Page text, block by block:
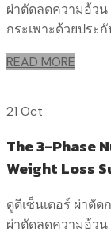
ผ่าตัดลดความอ้วน
กระเพาะด้วยประ
READ MORE
21 Oct
The 3-Phase
Weight Loss
ดูดีเซ็นเตอร์ ผ่าตั
ผ่าตัดลดความอ้วน